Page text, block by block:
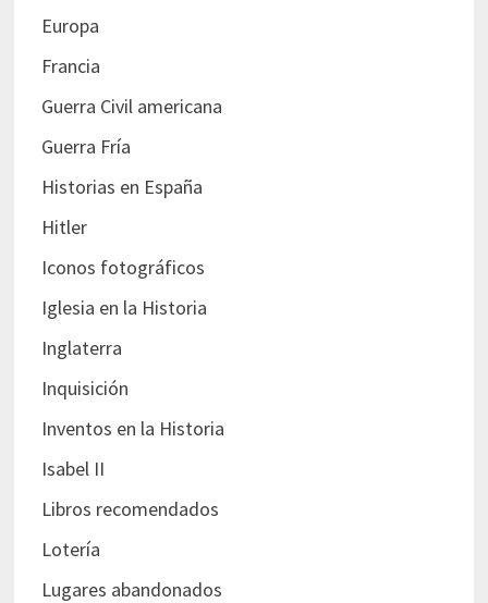
Europa
Francia
Guerra Civil americana
Guerra Fría
Historias en España
Hitler
Iconos fotográficos
Iglesia en la Historia
Inglaterra
Inquisición
Inventos en la Historia
Isabel II
Libros recomendados
Lotería
Lugares abandonados